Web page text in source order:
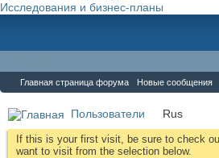
Исследования и бизнес-планы
Главная страница форума Новые сообщения
Пользователи Rus
If this is your first visit, be sure to check
want to visit from the selection below.